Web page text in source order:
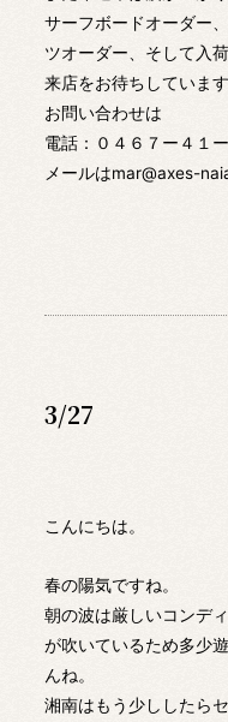
サーフボードオーダー
ツオーダー、そして入
来店をお待ちしています
お問い合わせは
電話：０４６７ー４１
メールはmar@axes-
3/27
こんにちは。
春の陽気ですね。
朝の波は厳しいコンデ
が吹いているため多少
んね。
湘南はもう少ししたら